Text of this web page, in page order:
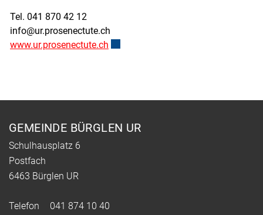
Tel. 041 870 42 12
info@ur.prosenectute.ch
www.ur.prosenectute.ch
Fusszeile
GEMEINDE BÜRGLEN UR
Schulhausplatz 6
Postfach
6463 Bürglen UR
Telefon
041 874 10 40